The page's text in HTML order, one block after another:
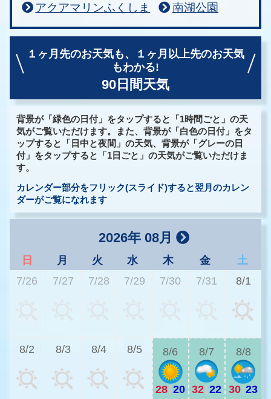
アクアマリンふくしま
南湖公園
１ヶ月先のお天気も、
１ヶ月以上先のお天気
もわかる!
90日間天気
背景が「緑色の日付」をタップすると「1時間ごと」の天
気がご覧いただけます。また、背景が「白色の日付」をタ
ップすると「日中と夜間」の天気、背景が「グレーの日
付」をタップすると「1日ごと」の天気がご覧いただけま
す。
カレンダー部分をフリック(スライド)すると翌月のカレン
ダーがご覧になれます
2026年 08月
日 月 火 水 木 金
土
7/26
7/27 7/28 7/29 7/30 7/31 8/1
8/2 8/3 8/4 8/5 8/6
28 20
8/7
32 22
8/8
30 23